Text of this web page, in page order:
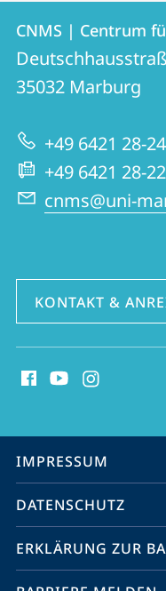
Kontakt
und
Informationen
zur
Website
CNMS
|
Centrum
für
Nah-
und
CNMS | Centrum
35032 Marburg
+49 6421 28-
+49 6421 28-
cnms@uni-
KONTAKT &
Media
Service-
Navigation
IMPRESSUM
DATENSCHUTZ
ERKLÄRUNG ZUR